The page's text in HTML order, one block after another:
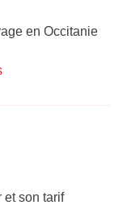
en Occitanie
et son tarif